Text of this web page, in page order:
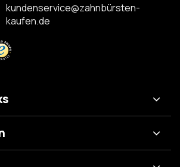
kundenservice@zahnbürsten-
kaufen.de